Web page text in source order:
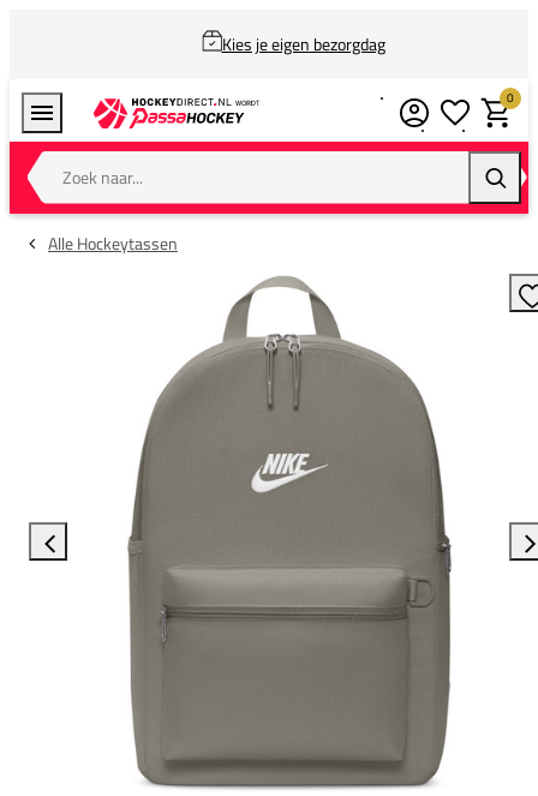
Kies je eigen bezorgdag
Zoek naar...
0
Alle Hockeytassen